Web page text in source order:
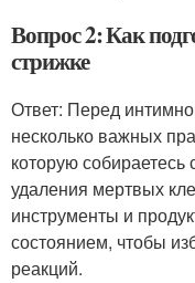
Вопрос 2: Как
стрижке
Ответ: Перед
несколько важных
которую собираетесь
удаления мертвых
инструменты и
состоянием, чтобы
реакций.